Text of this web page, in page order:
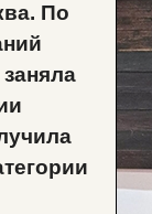
. По
заняла